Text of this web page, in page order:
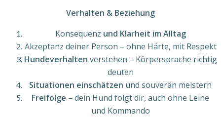
Verhalten & Beziehung
Konsequenz und Klarheit im Alltag
Akzeptanz deiner Person – ohne Härte, mit Respekt
Hundeverhalten verstehen – Körpersprache richtig
deuten
Situationen einschätzen und souverän meistern
Freifolge – dein Hund folgt dir, auch ohne Leine
und Kommando